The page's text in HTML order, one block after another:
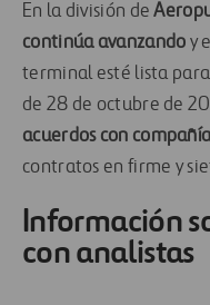
En la división de
continúa avanzando y
terminal esté lista
de 28 de octubre de
acuerdos con
contratos en firme y
Información
con analistas